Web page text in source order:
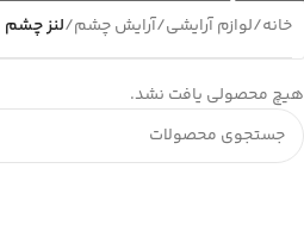
خانه/لوازم آرایشی/آرایش چشم/لنز چشم
هیچ محصولی یافت نشد.